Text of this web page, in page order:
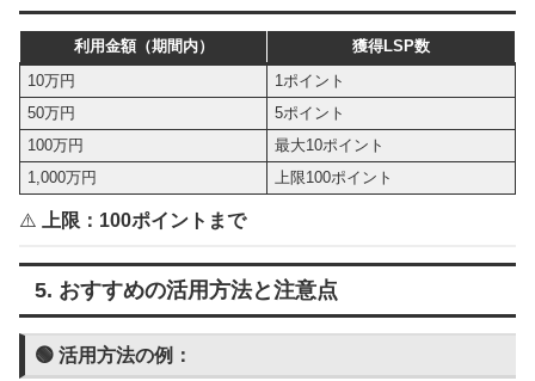
利用金額（期間内）
獲得LSP数
10万円
1ポイント
50万円
5ポイント
100万円
最大10ポイント
1,000万円
上限100ポイント
⚠️ 上限：100ポイントまで
5. おすすめの活用方法と注意点
🟢 活用方法の例：